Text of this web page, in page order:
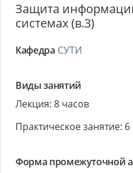
Защита
системах (в.3)
Кафедра СУТИ
Виды занятий
Лекция: 8 часов
Практическое занятие:
Форма промежуточной